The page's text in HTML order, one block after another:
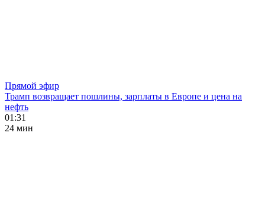
Прямой эфир
Трамп возвращает пошлины, зарплаты в Европе и цена на
нефть
01:31
24 мин